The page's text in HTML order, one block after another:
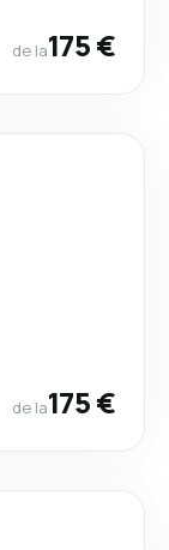
de la175 €
de la175 €